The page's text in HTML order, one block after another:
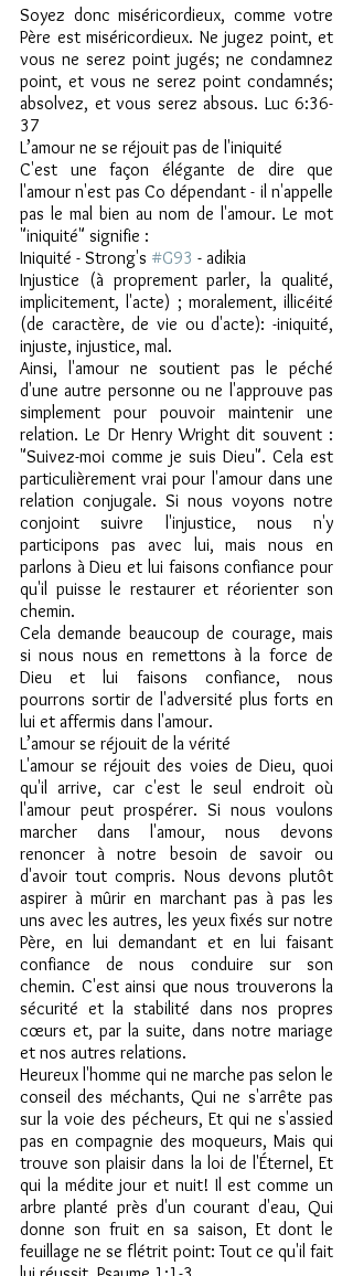
Soyez donc miséricordieux, comme votre
Père est miséricordieux. Ne jugez point, et
vous ne serez point jugés; ne condamnez
point, et vous ne serez point condamnés;
absolvez, et vous serez absous. Luc 6:36-
37
L’amour ne se réjouit pas de l'iniquité
C'est une façon élégante de dire que
l'amour n'est pas Co dépendant - il n'appelle
pas le mal bien au nom de l'amour. Le mot
"iniquité" signifie :
Iniquité - Strong's #G93 - adikia
Injustice (à proprement parler, la qualité,
implicitement, l'acte) ; moralement, illicéité
(de caractère, de vie ou d'acte): -iniquité,
injuste, injustice, mal.
Ainsi, l'amour ne soutient pas le péché
d'une autre personne ou ne l'approuve pas
simplement pour pouvoir maintenir une
relation. Le Dr Henry Wright dit souvent :
"Suivez-moi comme je suis Dieu". Cela est
particulièrement vrai pour l'amour dans une
relation conjugale. Si nous voyons notre
conjoint suivre l'injustice, nous n'y
participons pas avec lui, mais nous en
parlons à Dieu et lui faisons confiance pour
qu'il puisse le restaurer et réorienter son
chemin.
Cela demande beaucoup de courage, mais
si nous nous en remettons à la force de
Dieu et lui faisons confiance, nous
pourrons sortir de l'adversité plus forts en
lui et affermis dans l'amour.
L’amour se réjouit de la vérité
L'amour se réjouit des voies de Dieu, quoi
qu'il arrive, car c'est le seul endroit où
l'amour peut prospérer. Si nous voulons
marcher dans l'amour, nous devons
renoncer à notre besoin de savoir ou
d'avoir tout compris. Nous devons plutôt
aspirer à mûrir en marchant pas à pas les
uns avec les autres, les yeux fixés sur notre
Père, en lui demandant et en lui faisant
confiance de nous conduire sur son
chemin. C'est ainsi que nous trouverons la
sécurité et la stabilité dans nos propres
cœurs et, par la suite, dans notre mariage
et nos autres relations.
Heureux l'homme qui ne marche pas selon le
conseil des méchants, Qui ne s'arrête pas
sur la voie des pécheurs, Et qui ne s'assied
pas en compagnie des moqueurs, Mais qui
trouve son plaisir dans la loi de l'Éternel, Et
qui la médite jour et nuit! Il est comme un
arbre planté près d'un courant d'eau, Qui
donne son fruit en sa saison, Et dont le
feuillage ne se flétrit point: Tout ce qu'il fait